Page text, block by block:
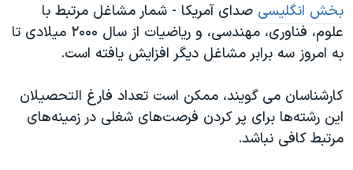
آرشیو پخش زنده
مجموعه مستندهای دادخواهی
تریبونال مردمی آبان ۹۸
چهل سال گروگان‌گیری
قانون شفافیت دارائی کادر رهبری ایران
بخش انگلیسی صدای آمریکا - شمار مشاغل مرتبط با
علوم، فناوری، مهندسی، و ریاضیات از سال ۲۰۰۰ میلادی تا
به امروز سه برابر مشاغل دیگر افزایش یافته است.
کارشناسان می گویند، ممکن است تعداد فارغ‌ التحصیلان
این رشته‌ها برای پر کردن فرصت‌های شغلی در زمینه‌های
مرتبط کافی نباشد.